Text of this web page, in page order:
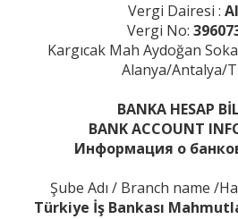
Hırsızlık
Vergi Dairesi :
Vergi No:
Kargıcak Mah Aydoğan
Alanya/Antalya/
BANKA HESAP
BANK ACCOUNT
Информация о
Şube Adı /Branch name /
Türkiye İş Bankası